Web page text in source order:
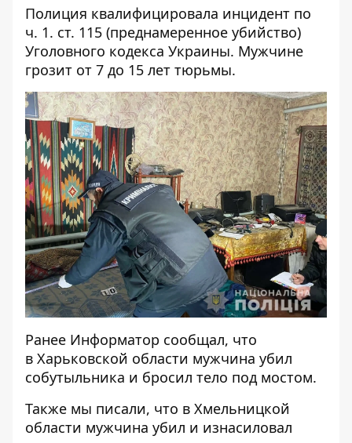
Полиция квалифицировала инцидент по
ч. 1. ст. 115 (преднамеренное убийство)
Уголовного кодекса Украины. Мужчине
грозит от 7 до 15 лет тюрьмы.
Ранее Информатор сообщал, что
в Харьковской области мужчина убил
собутыльника и бросил тело под мостом.
Также мы писали, что в Хмельницкой
области мужчина убил и изнасиловал